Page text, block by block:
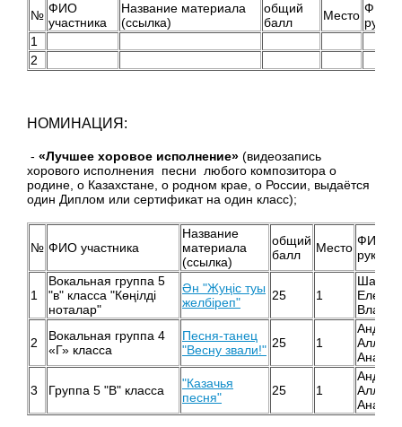
№ ФИО
участника
Название материала
(ссылка)
общий
балл
Место ФИО
1
2
НОМИНАЦИЯ:
- «Лучшее хоровое исполнение» (видеозапись
хорового исполнения песни любого композитора о
родине, о Казахстане, о родном крае, о России, выдаётся
один Диплом или сертификат на один класс);
№ ФИО участника
Название
материала
(ссылка)
общий
балл
Место ФИО
1
Вокальная группа 5
"в" класса "Көңілді
ноталар"
Ән "Жуңіс туы
желбіреп"
25 1
Елена
2
Вокальная группа 4
«Г» класса
Песня-танец
"Весну звали!" 25 1
Алла
3 Группа 5 "В" класса
"Казачья
песня"
25 1
Алла